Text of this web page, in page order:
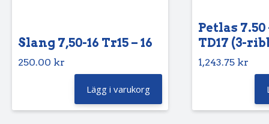
Slang 7,50-16 Tr15 – 16
250.00 kr
Lägg i varukorg
Petlas 7.50
TD17 (3-
1,243.75 kr